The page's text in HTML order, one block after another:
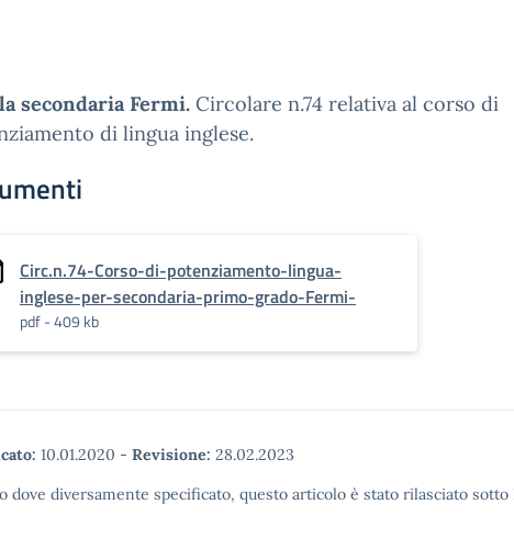
secondaria Fermi. Circolare n.74 relativa al corso di
di lingua inglese.
Circ.n.74-Corso-di-potenziamento-lingua-
inglese-per-secondaria-primo-grado-Fermi-
pdf - 409 kb
10.01.2020 - Revisione: 28.02.2023
dove diversamente specificato, questo articolo è stato rilasciato